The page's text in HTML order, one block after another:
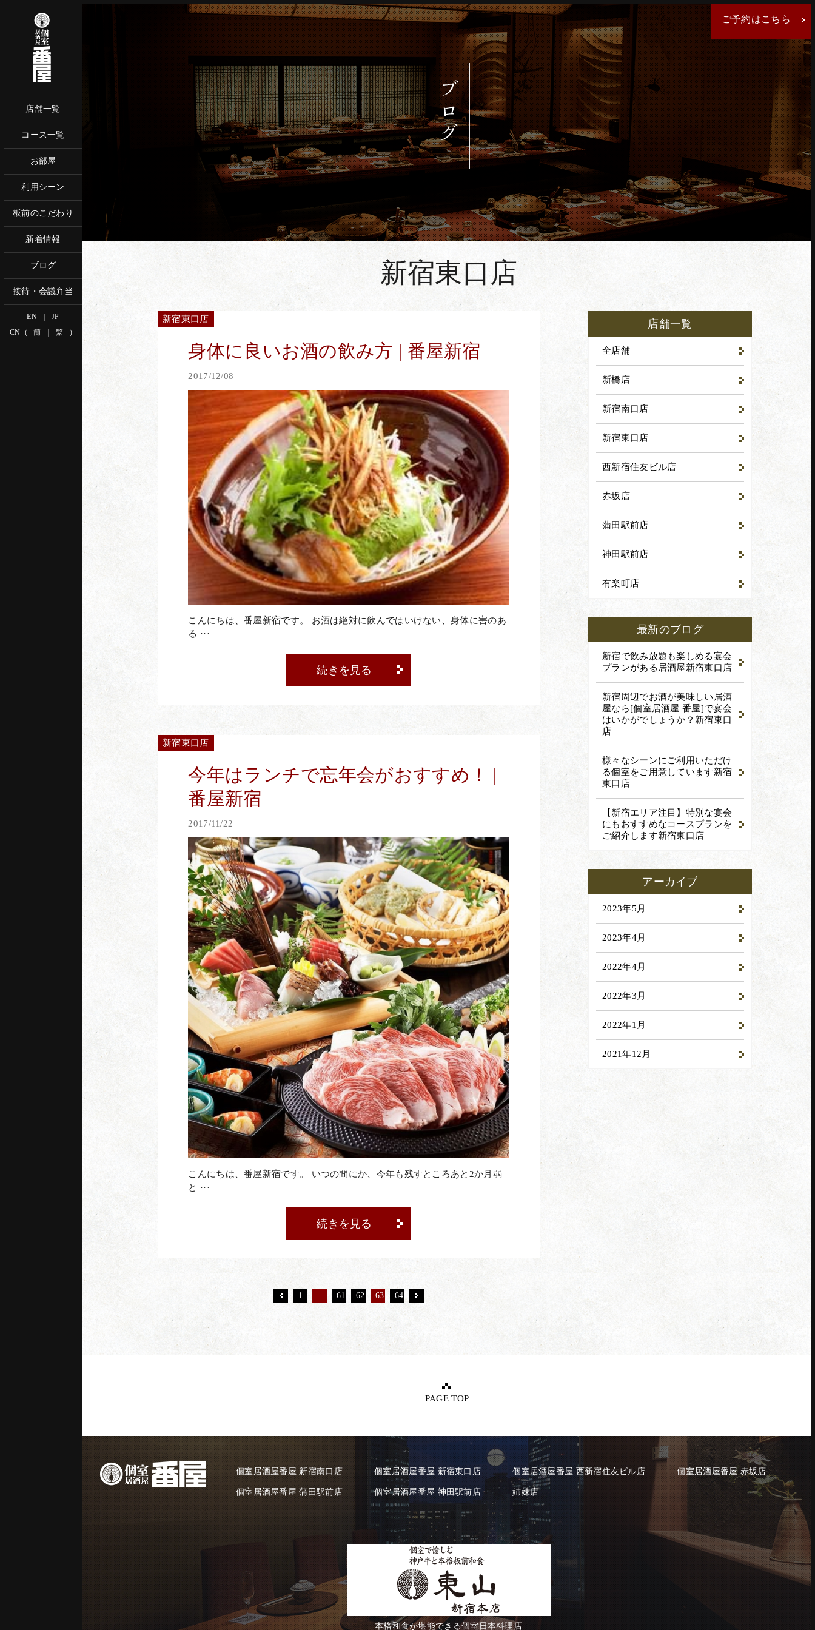
店舗一覧
コース一覧
お部屋
利用シーン
板前のこだわり
新着情報
ブログ
接待・会議弁当
EN
JP
CN （ 簡 繁 ）
ご予約はこちら
新宿東口店
新宿東口店
身体に良いお酒の飲み方 | 番屋新宿
2017/12/08
こんにちは、番屋新宿です。 お酒は絶対に飲んではいけない、身体に害のあ
る ···
続きを見る
新宿東口店
今年はランチで忘年会がおすすめ！ |
番屋新宿
2017/11/22
こんにちは、番屋新宿です。 いつの間にか、今年も残すところあと2か月弱
と ···
続きを見る
1 … 61 62 63 64
店舗一覧
全店舗
新橋店
新宿南口店
新宿東口店
西新宿住友ビル店
赤坂店
蒲田駅前店
神田駅前店
有楽町店
最新のブログ
新宿で飲み放題も楽しめる宴会
プランがある居酒屋新宿東口店
新宿周辺でお酒が美味しい居酒
屋なら[個室居酒屋 番屋]で宴会
はいかがでしょうか？ 新宿東口
店
様々なシーンにご利用いただけ
る個室をご用意しています新宿
東口店
【新宿エリア注目】特別な宴会
にもおすすめなコースプランを
ご紹介します新宿東口店
アーカイブ
2023年5月
2023年4月
2022年4月
2022年3月
2022年1月
2021年12月
PAGE TOP
個室居酒屋番屋 新宿南口店 個室居酒屋番屋 新宿東口店 個室居酒屋番屋 西新宿住友ビル店 個室居酒屋番屋 赤坂店
個室居酒屋番屋 蒲田駅前店 個室居酒屋番屋 神田駅前店 姉妹店
本格和食が堪能できる個室日本料理店
ネットからご予約される方はご希望の店舗をクリックしてください。
お電話でご予約される方は各番号へお電話ください。
新宿東口店でWEB予約
tel.03-3341-0051
西新宿住友ビル店
tel.03-5381-5757
赤坂店でWEB予約
神田駅前店でWEB予約
tel.03-3258-2771
ご来店前日および当日のキャンセルについては、下記の通りキャンセル料を頂戴いたします。
コース金額の50%
無連絡 コース金額の100%